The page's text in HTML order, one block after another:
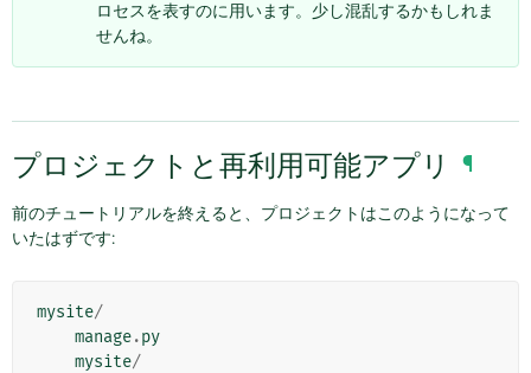
ロセスを表すのに用います。少し混乱するかもしれま
せんね。
プロジェクトと再利用可能アプリ ¶
前のチュートリアルを終えると、プロジェクトはこのようになって
いたはずです:
mysite/
manage.py
mysite/